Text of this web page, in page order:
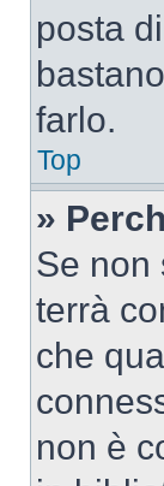
posta
farlo.
Top
»
Se non
terrà
che
non è